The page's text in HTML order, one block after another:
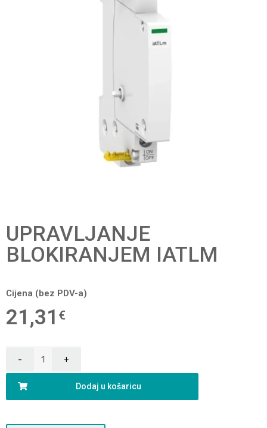
UPRAVLJANJE
BLOKIRANJEM IATLM
Cijena (bez PDV-a)
21,31 €
Dodaj u košaricu